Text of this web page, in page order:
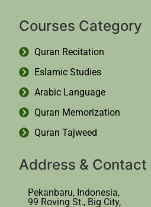
Courses Category
Quran Recitation
Eslamic Studies
Arabic Language
Quran Memorization
Quran Tajweed
Address & Contact
Pekanbaru, Indonesia,
99 Roving St., Big City,